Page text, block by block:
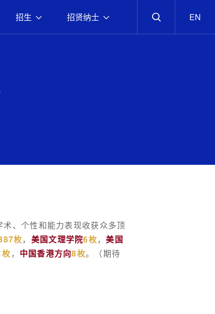
招生 招贤纳士 EN
、个性和能力表现收获众多顶
枚， 美国文理学院6枚，美国
枚 ， 中国香港方向8枚。（期待